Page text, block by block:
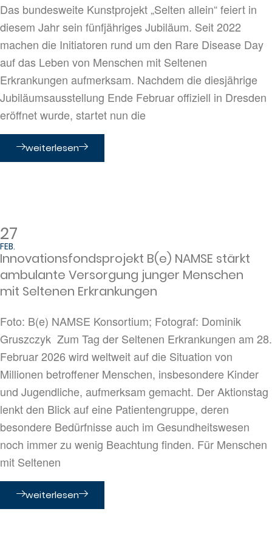
Das bundesweite Kunstprojekt „Selten allein“ feiert in
diesem Jahr sein fünfjähriges Jubiläum. Seit 2022
machen die Initiatoren rund um den Rare Disease Day
auf das Leben von Menschen mit Seltenen
Erkrankungen aufmerksam. Nachdem die diesjährige
Jubiläumsausstellung Ende Februar offiziell in Dresden
eröffnet wurde, startet nun die
weiterlesen
27
FEB.
Innovationsfondsprojekt B(e) NAMSE stärkt
ambulante Versorgung junger Menschen
mit Seltenen Erkrankungen
Foto: B(e) NAMSE Konsortium; Fotograf: Dominik
Gruszczyk Zum Tag der Seltenen Erkrankungen am 28.
Februar 2026 wird weltweit auf die Situation von
Millionen betroffener Menschen, insbesondere Kinder
und Jugendliche, aufmerksam gemacht. Der Aktionstag
lenkt den Blick auf eine Patientengruppe, deren
besondere Bedürfnisse auch im Gesundheitswesen
noch immer zu wenig Beachtung finden. Für Menschen
mit Seltenen
weiterlesen